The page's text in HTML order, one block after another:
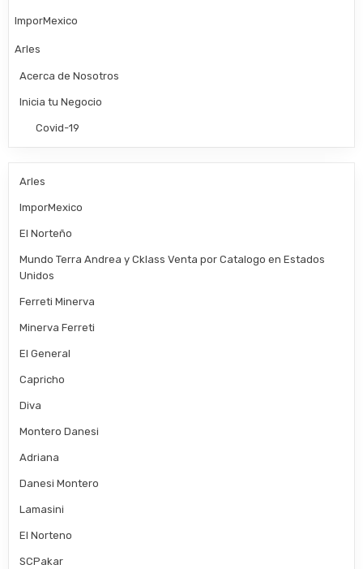
ImporMexico
Arles
Acerca de Nosotros
Inicia tu Negocio
Covid-19
Arles
ImporMexico
El Norteño
Mundo Terra Andrea y Cklass Venta por Catalogo en Estados
Unidos
Ferreti Minerva
Minerva Ferreti
El General
Capricho
Diva
Montero Danesi
Adriana
Danesi Montero
Lamasini
El Norteno
SCPakar